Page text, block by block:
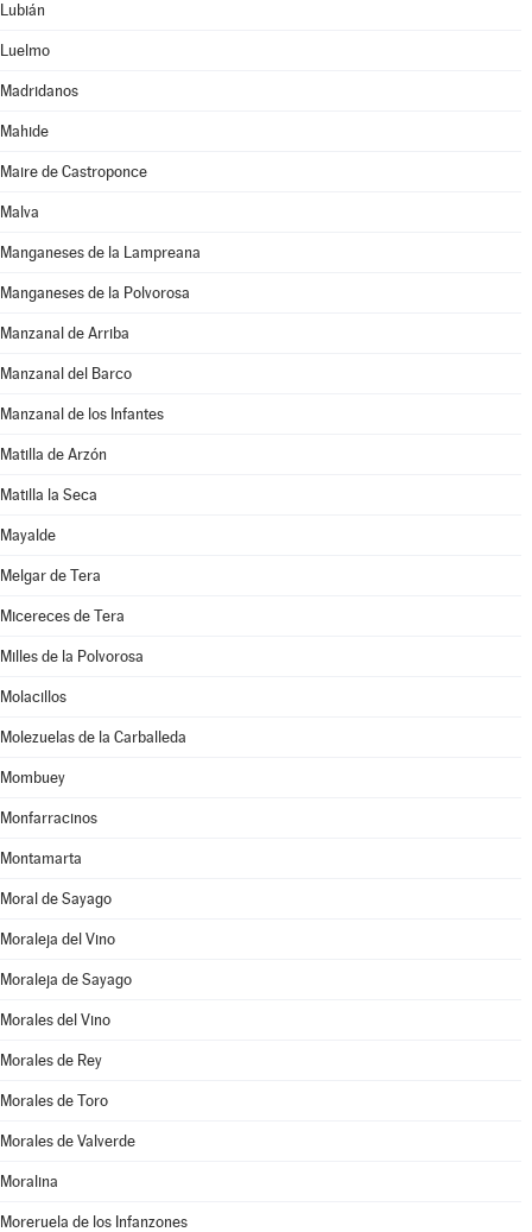
Lubián
Luelmo
Madridanos
Mahide
Maire de Castroponce
Malva
Manganeses de la Lampreana
Manganeses de la Polvorosa
Manzanal de Arriba
Manzanal del Barco
Manzanal de los Infantes
Matilla de Arzón
Matilla la Seca
Mayalde
Melgar de Tera
Micereces de Tera
Milles de la Polvorosa
Molacillos
Molezuelas de la Carballeda
Mombuey
Monfarracinos
Montamarta
Moral de Sayago
Moraleja del Vino
Moraleja de Sayago
Morales del Vino
Morales de Rey
Morales de Toro
Morales de Valverde
Moralina
Moreruela de los Infanzones